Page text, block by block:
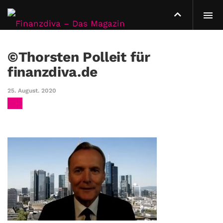
©Thorsten Polleit für
finanzdiva.de
25. August. 2020